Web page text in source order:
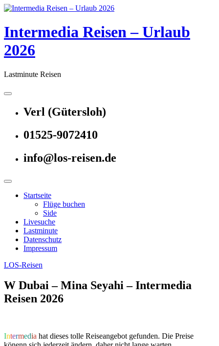
Skip
content
Intermedia Reisen – Urlaub
2026
Lastminute Reisen
Verl (Gütersloh)
01525-9072410
info@los-reisen.de
Startseite
Flüge buchen
Side
Livesuche
Lastminute
Datenschutz
Impressum
LOS-Reisen
W Dubai – Mina Seyahi – Intermedia
Reisen 2026
Intermedia hat dieses tolle Reiseangebot gefunden. Die Preise